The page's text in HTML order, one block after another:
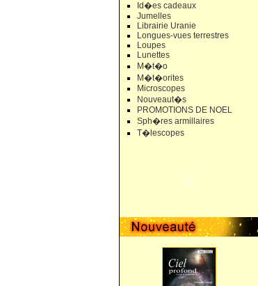
Id�es cadeaux
Jumelles
Librairie Uranie
Longues-vues terrestres
Loupes
Lunettes
M�t�o
M�t�orites
Microscopes
Nouveaut�s
PROMOTIONS DE NOEL
Sph�res armillaires
T�lescopes